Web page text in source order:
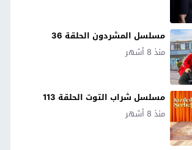
مسلسل المشردون الحلقة 36
منذ 8 أشهر
مسلسل شراب التوت الحلقة 113
منذ 8 أشهر